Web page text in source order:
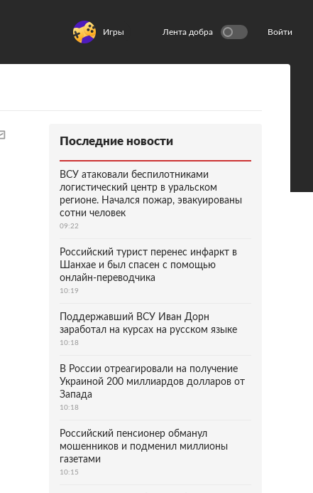
Игры Лента добра Войти
Последние новости
ВСУ атаковали беспилотниками
логистический центр в уральском
регионе. Начался пожар, эвакуированы
сотни человек
09:22
Российский турист перенес инфаркт в
Шанхае и был спасен с помощью
онлайн-переводчика
10:19
Поддержавший ВСУ Иван Дорн
заработал на курсах на русском языке
10:18
В России отреагировали на получение
Украиной 200 миллиардов долларов от
Запада
10:18
Российский пенсионер обманул
мошенников и подменил миллионы
газетами
10:15